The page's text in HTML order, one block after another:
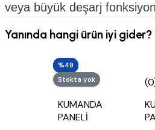
veya büyük deşarj
Yanında hangi ürün iyi gider?
%46
(0)
KUMANDA
PANELİ
%49
Stokta yok